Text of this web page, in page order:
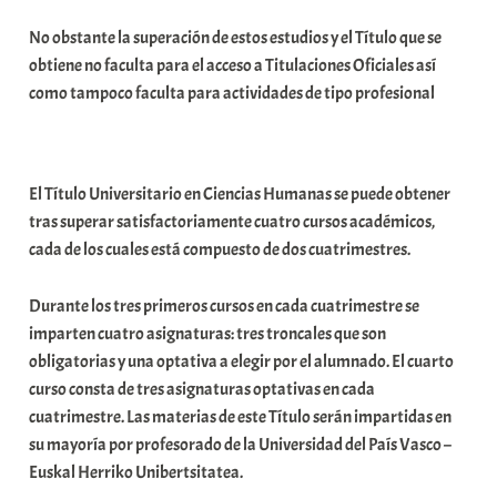
t
a
t
No obstante la superación de estos estudios y el Título que se
obtiene no faculta para el acceso a Titulaciones Oficiales así
como tampoco faculta para actividades de tipo profesional
El Título Universitario en Ciencias Humanas se puede obtener
tras superar satisfactoriamente cuatro cursos académicos,
cada de los cuales está compuesto de dos cuatrimestres.
Durante los tres primeros cursos en cada cuatrimestre se
imparten cuatro asignaturas: tres troncales que son
obligatorias y una optativa a elegir por el alumnado. El cuarto
curso consta de tres asignaturas optativas en cada
cuatrimestre. Las materias de este Título serán impartidas en
su mayoría por profesorado de la Universidad del País Vasco –
Euskal Herriko Unibertsitatea.